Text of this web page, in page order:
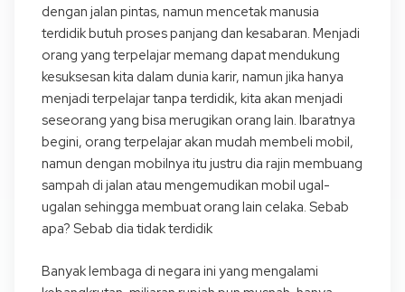
dengan jalan pintas, namun mencetak manusia
terdidik butuh proses panjang dan kesabaran. Menjadi
orang yang terpelajar memang dapat mendukung
kesuksesan kita dalam dunia karir, namun jika hanya
menjadi terpelajar tanpa terdidik, kita akan menjadi
seseorang yang bisa merugikan orang lain. Ibaratnya
begini, orang terpelajar akan mudah membeli mobil,
namun dengan mobilnya itu justru dia rajin membuang
sampah di jalan atau mengemudikan mobil ugal-
ugalan sehingga membuat orang lain celaka. Sebab
apa? Sebab dia tidak terdidik
Banyak lembaga di negara ini yang mengalami